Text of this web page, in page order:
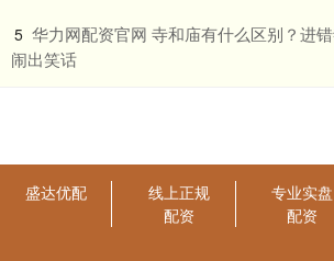
5 华力网配资官网 寺和庙有什么区别？进
闹出笑话
盛达优配
线上正规
配资
专业实盘
配资